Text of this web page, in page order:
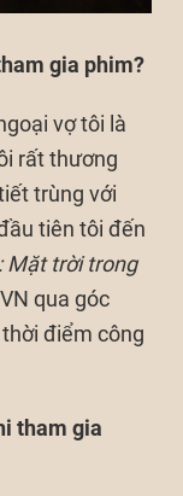
gia phim?
vợ tôi là
rất thương
trùng với
tiên tôi đến
Mặt trời trong
qua góc
điểm công
tham gia